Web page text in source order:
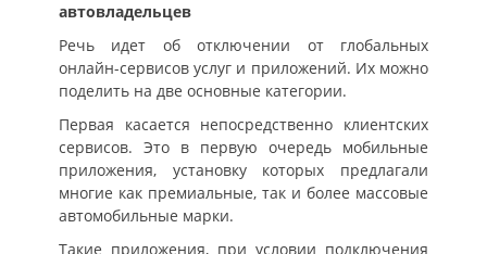
автовладельцев
Речь идет об отключении от глобальных
онлайн-сервисов услуг и приложений. Их можно
поделить на две основные категории.
Первая касается непосредственно клиентских
сервисов. Это в первую очередь мобильные
приложения, установку которых предлагали
многие как премиальные, так и более массовые
автомобильные марки.
Такие приложения, при условии подключения